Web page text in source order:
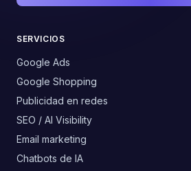
SERVICIOS
Google Ads
Google Shopping
Publicidad en redes
SEO / AI Visibility
Email marketing
Chatbots de IA